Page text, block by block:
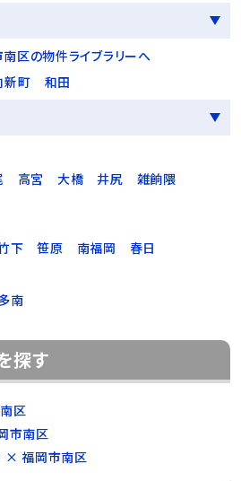
区の物件ライブラリーへ
新町
和田
高宮 大橋 井尻
雑餉隈
下 笹原 南福岡
春日
南
探す
区
市南区
× 福岡市南区